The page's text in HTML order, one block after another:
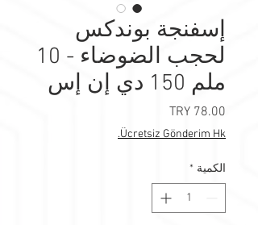
إسفنجة بوندكس
لحجب الضوضاء - 10
ملم 150 دي إن إس
السعر
Ücretsiz Gönderim Hk.
الكمية *